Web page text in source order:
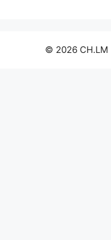
© 2026 CH.LM